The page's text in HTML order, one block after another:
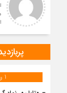
1 روز